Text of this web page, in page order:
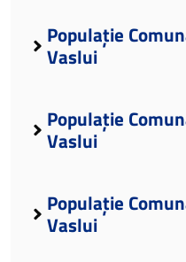
Populație
Vaslui
Populație
Vaslui
Populație
Vaslui